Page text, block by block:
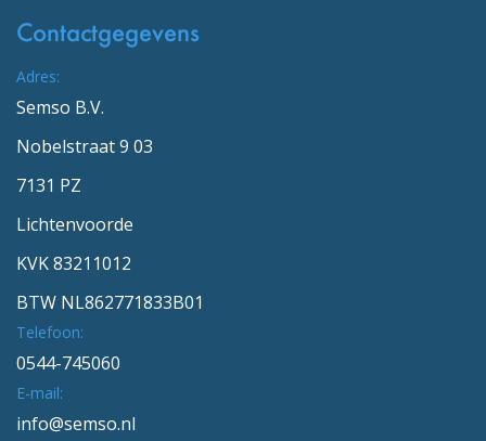
Contactgegevens
Adres:
Semso B.V.
Nobelstraat 9 03
7131 PZ
Lichtenvoorde
KVK 83211012
BTW NL862771833B01
Telefoon:
0544-745060
E-mail:
info@semso.nl